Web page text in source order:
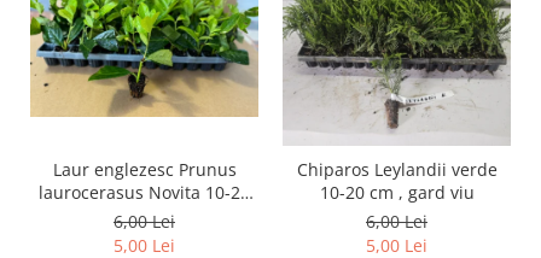
Laur englezesc Prunus
laurocerasus Novita 10-20
cm
6,00 Lei
5,00 Lei
Chiparos Leylandii verde
10-20 cm , gard viu
6,00 Lei
5,00 Lei